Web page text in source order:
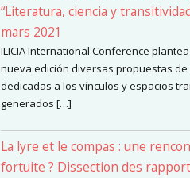
“Literatura, ciencia y
mars 2021
ILICIA International Conference
nueva edición diversas propuestas de
dedicadas a los vínculos y espacios
generados […]
La lyre et le compas : une
fortuite ? Dissection des